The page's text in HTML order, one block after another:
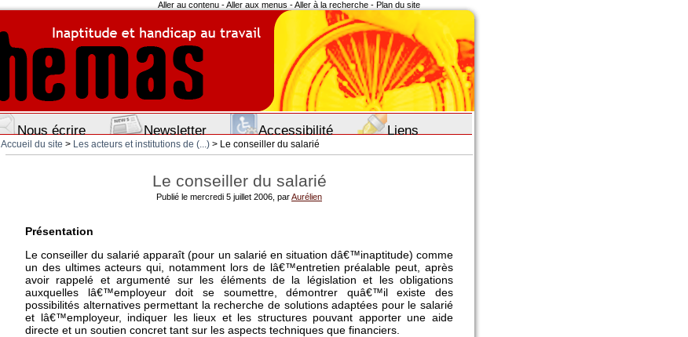
Aller au contenu -Aller aux menus -Aller à la recherche - Plan du site
Nous écrire Newsletter Accessibilité Liens
Accueil du site > Les acteurs et institutions de (...)> Le conseiller du salarié
Le conseiller du salarié
Publié le mercredi 5 juillet 2006, parAurélien
Présentation
Le conseiller du salarié apparaît (pour un salarié en situation dâ€™inaptitude) comme
un des ultimes acteurs qui, notamment lors de lâ€™entretien préalable peut, après
avoir rappelé et argumenté sur les éléments de la législation et les obligations
auxquelles lâ€™employeur doit se soumettre, démontrer quâ€™il existe des
possibilités alternatives permettant la recherche de solutions adaptées pour le salarié
et lâ€™employeur, indiquer les lieux et les structures pouvant apporter une aide
directe et un soutien concret tant sur les aspects techniques que financiers.